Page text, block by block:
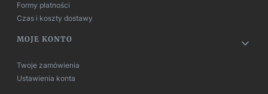
Formy płatności
Czas i koszty dostawy
MOJE KONTO
Twoje zamówienia
Ustawienia konta